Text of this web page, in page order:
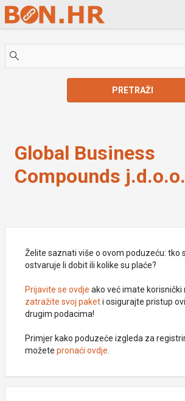
Skip to Main Content
PRETRAŽI
Global Business
Compounds j.d.o.o.
Želite saznati više o ovom poduzeću: tko
ostvaruje li dobit ili kolike su plaće?
Prijavite se ovdje ako već imate korisnički
zatražite svoj paketi osigurajte pristup
drugim podacima!
Primjer kako poduzeće izgleda za
možete pronaći ovdje